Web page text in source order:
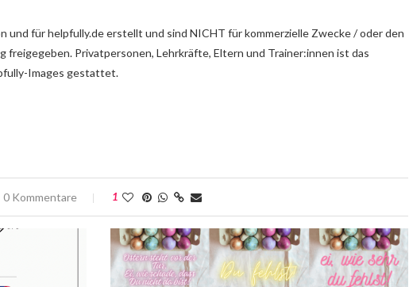
und für helpfully.de erstellt und sind NICHT für kommerzielle Zwecke / oder den
Privatpersonen, Lehrkräfte, Eltern und Trainer:innen ist das
Images gestattet.
0 Kommentare 1